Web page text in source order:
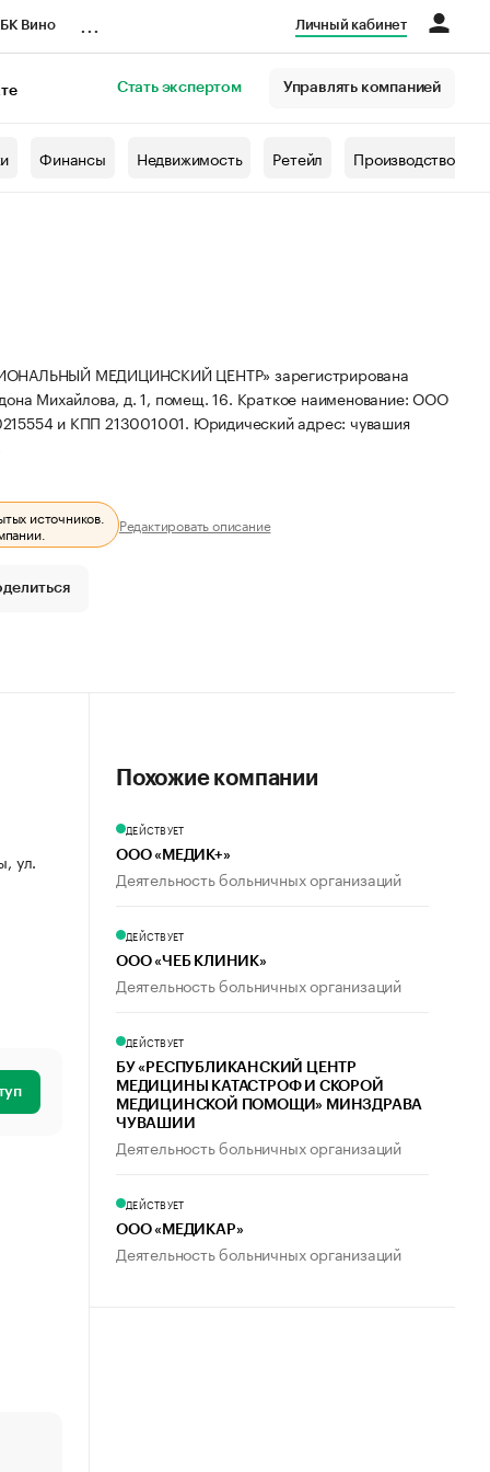
Вино Личный кабинет
Стать экспертом Управлять компанией
Финансы Недвижимость Ретейл Производство
МЕДИЦИНСКИЙ ЦЕНТР» зарегистрирована
Михайлова, д. 1, помещ. 16. Краткое наименование: ООО
и КПП 213001001. Юридический адрес: чувашия
источников. Редактировать описание
ул.
Похожие компании
ДЕЙСТВУЕТ
ООО «МЕДИК+»
Деятельность больничных организаций
ДЕЙСТВУЕТ
ООО «ЧЕБ КЛИНИК»
Деятельность больничных организаций
ДЕЙСТВУЕТ
БУ «РЕСПУБЛИКАНСКИЙ ЦЕНТР
МЕДИЦИНЫ КАТАСТРОФ И СКОРОЙ
МЕДИЦИНСКОЙ ПОМОЩИ» МИНЗДРАВА
ЧУВАШИИ
Деятельность больничных организаций
ДЕЙСТВУЕТ
ООО «МЕДИКАР»
Деятельность больничных организаций